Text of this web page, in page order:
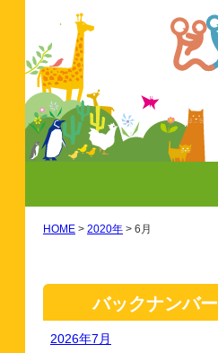
HOME > 2020年 > 6月
バックナンバー
2026年7月